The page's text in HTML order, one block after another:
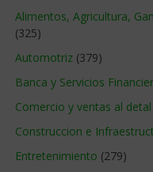
Alimentos, Agricultura,
(325)
Automotriz (379)
Banca y Servicios
Comercio y ventas al detal
Construccion e
Entretenimiento (279)